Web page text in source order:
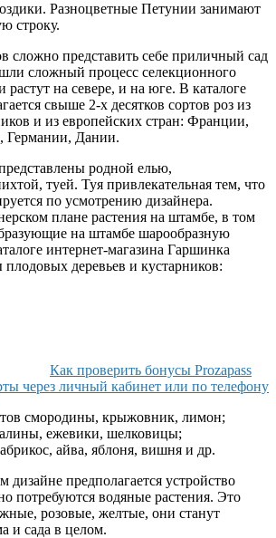
Разноцветные Петунии занимают
строку.
сложно представить себе приличный сад
сложный процесс селекционного
растут на севере, и на юге. В каталоге
свыше 2-х десятков сортов роз из
и из европейских стран: Франции,
Германии, Дании.
родной елью,
туей. Туя привлекательная тем, что
по усмотрению дизайнера.
плане растения на штамбе, в том
на штамбе шарообразную
интернет-магазина Гаршинка
деревьев и кустарников:
Как проверить бонусы Prozapass
через личный кабинет или по телефону
смородины, крыжовник, лимон;
ежевики, шелковицы;
айва, яблоня, вишня и др.
предполагается устройство
потребуются водяные растения. Это
розовые, желтые, они станут
и сада в целом.